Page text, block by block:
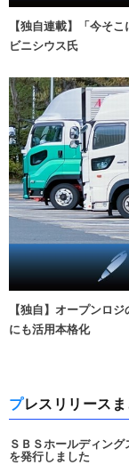
【独自連載】「今そ
ビニシウス氏
【独自】オープンロ
にも活用本格化
プレスリリース
ＳＢＳホールディン
を発行しました